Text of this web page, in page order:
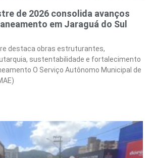
de 2026 consolida avanços
em Jaraguá do Sul
destaca obras estruturantes,
sustentabilidade e fortalecimento
O Serviço Autônomo Municipal de